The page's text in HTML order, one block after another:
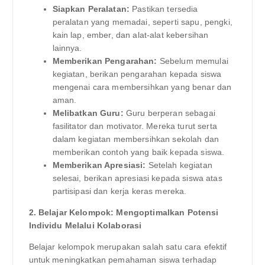
Siapkan Peralatan: Pastikan tersedia
peralatan yang memadai, seperti sapu, pengki,
kain lap, ember, dan alat-alat kebersihan
lainnya.
Memberikan Pengarahan: Sebelum memulai
kegiatan, berikan pengarahan kepada siswa
mengenai cara membersihkan yang benar dan
aman.
Melibatkan Guru: Guru berperan sebagai
fasilitator dan motivator. Mereka turut serta
dalam kegiatan membersihkan sekolah dan
memberikan contoh yang baik kepada siswa.
Memberikan Apresiasi: Setelah kegiatan
selesai, berikan apresiasi kepada siswa atas
partisipasi dan kerja keras mereka.
2. Belajar Kelompok: Mengoptimalkan Potensi
Individu Melalui Kolaborasi
Belajar kelompok merupakan salah satu cara efektif
untuk meningkatkan pemahaman siswa terhadap